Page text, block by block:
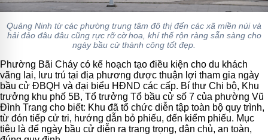
Quảng Ninh từ các phường trung tâm đô thị đến các xã miền núi và
hải đảo đâu đâu cũng rực rỡ cờ hoa, khí thế rộn ràng sẵn sàng cho
ngày bầu cử thành công tốt đẹp.
Phường Bãi Cháy có kế hoạch tạo điều kiện cho du khách
vãng lai, lưu trú tại địa phương được thuận lợi tham gia ngày
bầu cử ĐBQH và đại biểu HĐND các cấp. Bí thư Chi bộ, Khu
trưởng khu phố 5B, Tổ trưởng Tổ bầu cử số 7 của phường Vũ
Đình Trang cho biết: Khu đã tổ chức diễn tập toàn bộ quy trình,
từ đón tiếp cử tri, hướng dẫn bỏ phiếu, đến kiểm phiếu. Mục
tiêu là để ngày bầu cử diễn ra trang trọng, dân chủ, an toàn,